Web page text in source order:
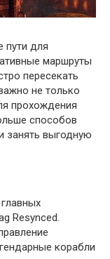
пути для
маршруты
пересекать
не только
прохождения
способов
занять выгодную
Resynced.
корабли